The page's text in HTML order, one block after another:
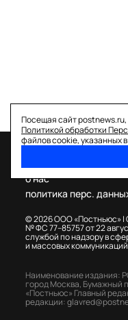
Посещая сайт
Политикой обработки
файлов cookie, указанных
© 2026 ООО «Постньюс» |
№ ФС 77–85757 от 22
службой по надзору в
и массовых коммуникаций
о нас
политика перс.
Наименование издания:
город Москва, Бумажный
«Постньюс» Главный
редакции: